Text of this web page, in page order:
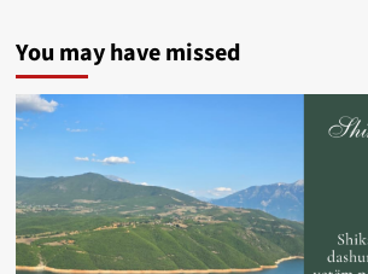
You may have missed